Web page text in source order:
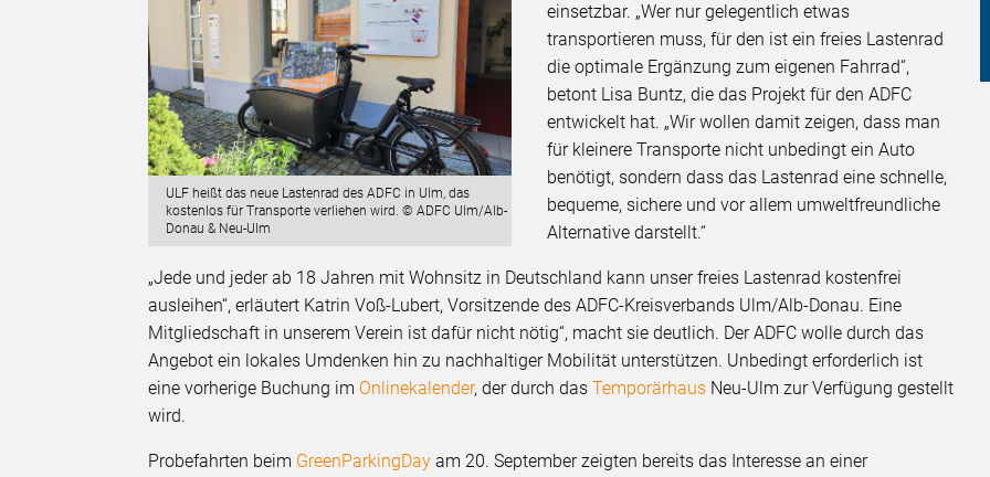
ULF heißt das neue Lastenrad des ADFC in Ulm, das
kostenlos für Transporte verliehen wird. © ADFC Ulm/Alb-
Donau & Neu-Ulm
einsetzbar. „Wer nur gelegentlich etwas
transportieren muss, für den ist ein freies Lastenrad
die optimale Ergänzung zum eigenen Fahrrad“,
betont Lisa Buntz, die das Projekt für den ADFC
entwickelt hat. „Wir wollen damit zeigen, dass man
für kleinere Transporte nicht unbedingt ein Auto
benötigt, sondern dass das Lastenrad eine schnelle,
bequeme, sichere und vor allem umweltfreundliche
Alternative darstellt.“
„Jede und jeder ab 18 Jahren mit Wohnsitz in Deutschland kann unser freies Lastenrad kostenfrei
ausleihen“, erläutert Katrin Voß-Lubert, Vorsitzende des ADFC-Kreisverbands Ulm/Alb-Donau. Eine
Mitgliedschaft in unserem Verein ist dafür nicht nötig“, macht sie deutlich. Der ADFC wolle durch das
Angebot ein lokales Umdenken hin zu nachhaltiger Mobilität unterstützen. Unbedingt erforderlich ist
eine vorherige Buchung im Onlinekalender, der durch dasTemporärhaus Neu-Ulm zur Verfügung gestellt
wird.
Probefahrten beim GreenParkingDay am 20. September zeigten bereits das Interesse an einer